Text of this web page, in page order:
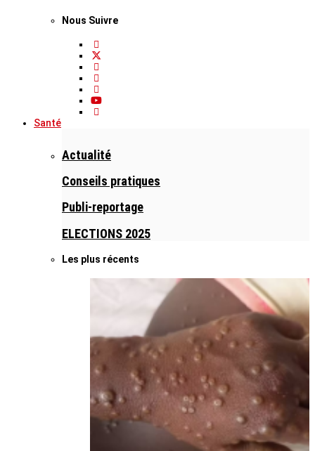
Nous Suivre
Santé
Actualité
Conseils pratiques
Publi-reportage
ELECTIONS 2025
Les plus récents